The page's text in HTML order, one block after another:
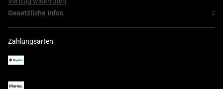
Gesetzliche Infos
Zahlungsarten